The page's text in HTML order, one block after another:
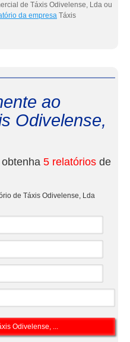
de Táxis Odivelense, Lda ou
da empresa Táxis
ao
Odivelense,
5 relatórios de
de Táxis Odivelense, Lda